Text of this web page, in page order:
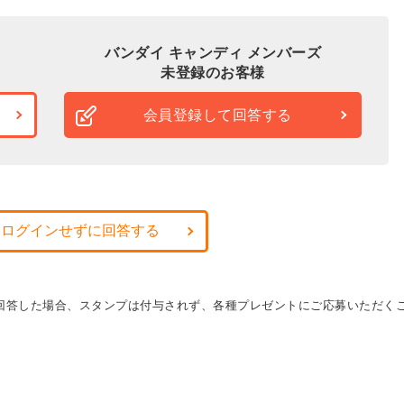
バンダイ キャンディ メンバーズ
未登録のお客様
会員登録して回答する
グインせずに回答する
した場合、スタンプは付与されず、各種プレゼントにご応募いただく